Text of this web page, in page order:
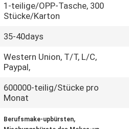
1-teilige/OPP-Tasche, 300
Stücke/Karton
35-40days
Western Union, T/T, L/C,
Paypal,
600000-teilig/Stücke pro
Monat
Berufsmake-upbürsten,